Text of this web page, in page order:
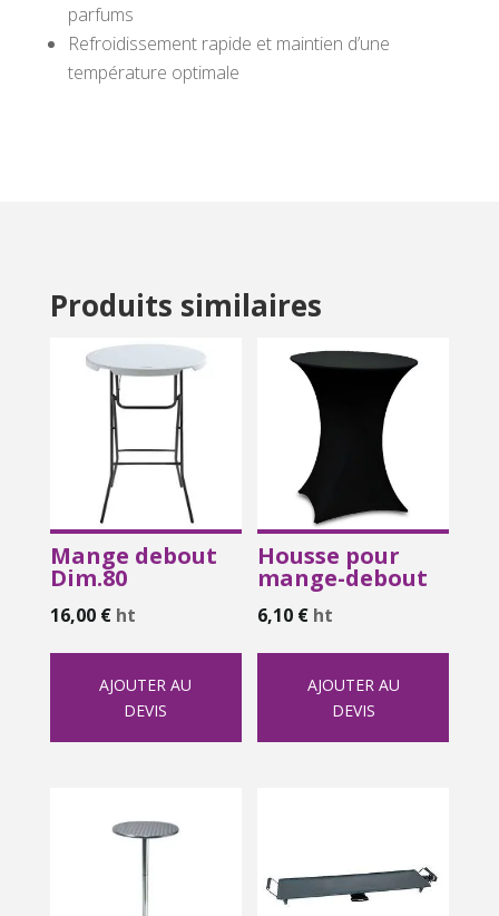
parfums
Refroidissement rapide et maintien d’une
température optimale
Produits similaires
Mange debout
Dim.80
16,00 € ht
AJOUTER AU
DEVIS
Housse pour
mange-debout
6,10 € ht
AJOUTER AU
DEVIS